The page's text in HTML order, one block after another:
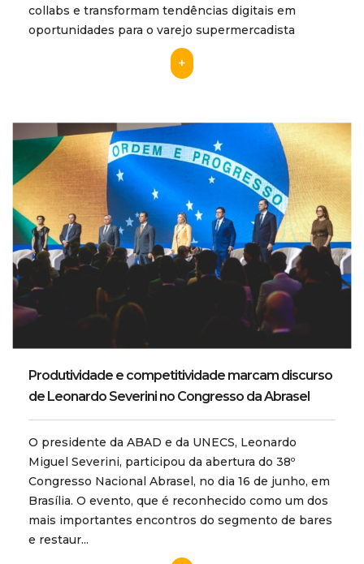
collabs e transformam tendências digitais em
oportunidades para o varejo supermercadista
+
Produtividade e competitividade marcam discurso
de Leonardo Severini no Congresso da Abrasel
O presidente da ABAD e da UNECS, Leonardo
Miguel Severini, participou da abertura do 38º
Congresso Nacional Abrasel, no dia 16 de junho, em
Brasília. O evento, que é reconhecido como um dos
mais importantes encontros do segmento de bares
e restaur...